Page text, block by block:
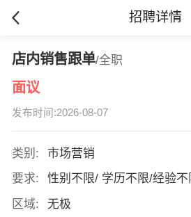
招聘详情
店内销售跟单/全职
面议
发布时间:2026-08-07
类别:
市场营销
要求:
性别不限/ 学历不限/经验
区域:
无极